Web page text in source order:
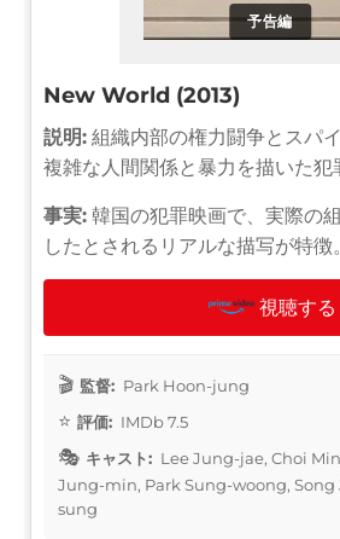
予告編
New World (2013)
説明: 組織内部の権力闘争とスパ
複雑な人間関係と暴力を描いた犯
事実: 韓国の犯罪映画で、実際の
したとされるリアルな描写が特徴。
視聴する
監督: Park Hoon-jung
評価: IMDb 7.5
キャスト: Lee Jung-jae, Choi
Jung-min, Park Sung-woong, Song
sung